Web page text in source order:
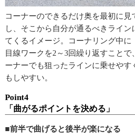
コーナーのできるだけ奥を最初に見
し、そこから自分が通るべきライン
てくるイメージ。コーナリング中に
目線ワークを2～3回繰り返すことで
ーナーでも狙ったラインに乗せやす
もしやすい。
Point4
「曲がるポイントを決める」
■前半で曲げると後半が楽になる